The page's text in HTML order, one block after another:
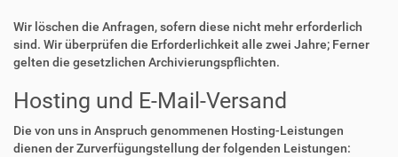
Wir löschen die Anfragen, sofern diese nicht mehr erforderlich
sind. Wir überprüfen die Erforderlichkeit alle zwei Jahre; Ferner
gelten die gesetzlichen Archivierungspflichten.
Hosting und E-Mail-Versand
Die von uns in Anspruch genommenen Hosting-Leistungen
dienen der Zurverfügungstellung der folgenden Leistungen: